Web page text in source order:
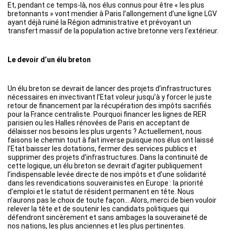
Et, pendant ce temps-là, nos élus connus pour être « les plus
bretonnants » vont mendier à Paris l’allongement d’une ligne LGV
ayant déjà ruiné la Région administrative et prévoyant un
transfert massif de la population active bretonne vers l’extérieur.
Le devoir d’un élu breton
Un élu breton se devrait de lancer des projets d’infrastructures
nécessaires en invectivant l’Etat voleur jusqu’à y forcer le juste
retour de financement par la récupération des impôts sacrifiés
pour la France centraliste. Pourquoi financer les lignes de RER
parisien ou les Halles rénovées de Paris en acceptant de
délaisser nos besoins les plus urgents ? Actuellement, nous
faisons le chemin tout à fait inverse puisque nos élus ont laissé
l’Etat baisser les dotations, fermer des services publics et
supprimer des projets d’infrastructures. Dans la continuité de
cette logique, un élu breton se devrait d’agiter publiquement
l’indispensable levée directe de nos impôts et d’une solidarité
dans les revendications souverainistes en Europe : la priorité
d’emploi et le statut de résident permanent en tête. Nous
n’aurons pas le choix de toute façon… Alors, merci de bien vouloir
relever la tête et de soutenir les candidats politiques qui
défendront sincèrement et sans ambages la souveraineté de
nos nations, les plus anciennes et les plus pertinentes.